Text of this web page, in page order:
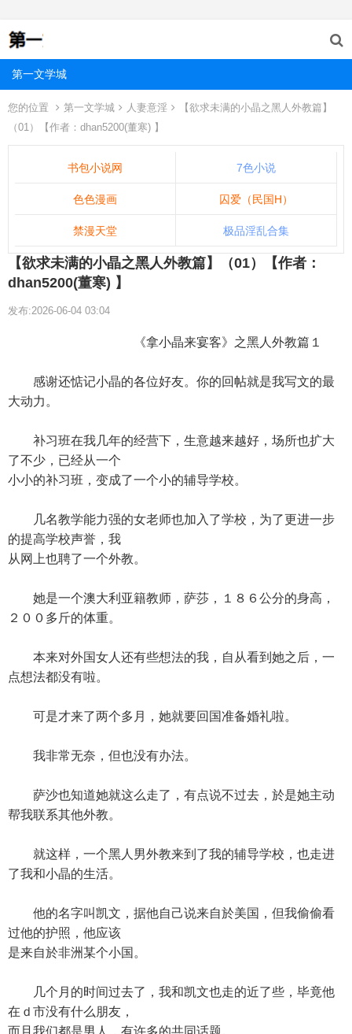
第一文学城
您的位置 第一文学城 人妻意淫
【欲求未满的小晶之黑人外教篇】
（01）【作者：dhan5200(董寒) 】
书包小说网 7色小说
色色漫画 囚爱（民国H）
禁漫天堂 极品淫乱合集
【欲求未满的小晶之黑人外教篇】（01）【作者：
dhan5200(董寒) 】
发布:2026-06-04 03:04
《拿小晶来宴客》之黑人外教篇１
感谢还惦记小晶的各位好友。你的回帖就是我写文的最
大动力。
补习班在我几年的经营下，生意越来越好，场所也扩大
了不少，已经从一个
小小的补习班，变成了一个小的辅导学校。
几名教学能力强的女老师也加入了学校，为了更进一步
的提高学校声誉，我
从网上也聘了一个外教。
她是一个澳大利亚籍教师，萨莎，１８６公分的身高，
２００多斤的体重。
本来对外国女人还有些想法的我，自从看到她之后，一
点想法都没有啦。
可是才来了两个多月，她就要回国准备婚礼啦。
我非常无奈，但也没有办法。
萨沙也知道她就这么走了，有点说不过去，於是她主动
帮我联系其他外教。
就这样，一个黑人男外教来到了我的辅导学校，也走进
了我和小晶的生活。
他的名字叫凯文，据他自己说来自於美国，但我偷偷看
过他的护照，他应该
是来自於非洲某个小国。
几个月的时间过去了，我和凯文也走的近了些，毕竟他
在ｄ市没有什么朋友，
而且我们都是男人，有许多的共同话题。